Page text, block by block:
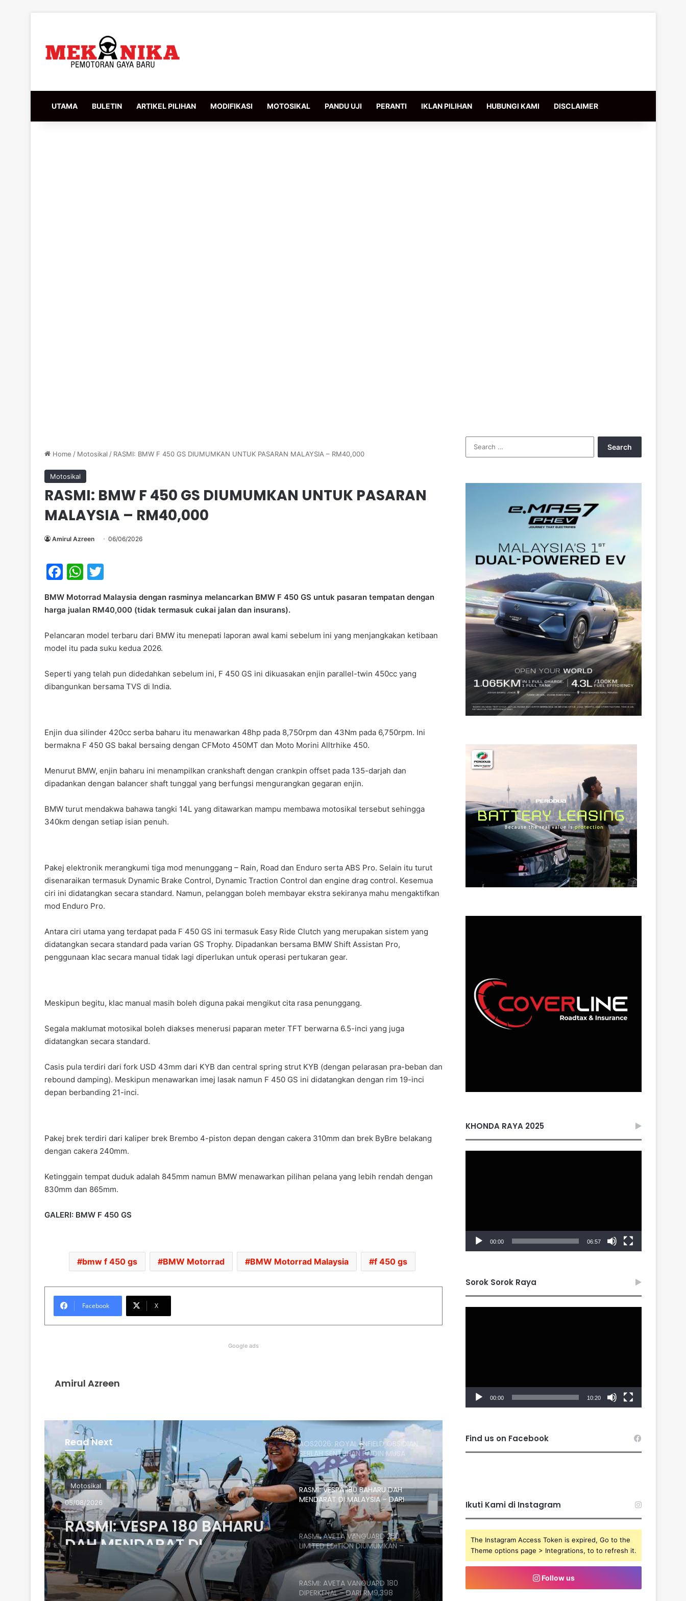
UTAMA BULETIN ARTIKEL PILIHAN MODIFIKASI MOTOSIKAL PANDU UJI PERANTI IKLAN PILIHAN HUBUNGI KAMI DISCLAIMER
Home / Motosikal / RASMI: BMW F 450 GS DIUMUMKAN UNTUK PASARAN MALAYSIA – RM40,000
Motosikal
RASMI: BMW F 450 GS DIUMUMKAN UNTUK PASARAN
MALAYSIA – RM40,000
Amirul Azreen 06/06/2026
F
c
e
b
o
o
k
W
at
A
p
p
itt
er
BMW Motorrad Malaysia dengan rasminya melancarkan BMW F 450 GS untuk pasaran tempatan dengan
harga jualan RM40,000 (tidak termasuk cukai jalan dan insurans).
Pelancaran model terbaru dari BMW itu menepati laporan awal kami sebelum ini yang menjangkakan ketibaan
model itu pada suku kedua 2026.
Seperti yang telah pun didedahkan sebelum ini, F 450 GS ini dikuasakan enjin parallel-twin 450cc yang
dibangunkan bersama TVS di India.
Enjin dua silinder 420cc serba baharu itu menawarkan 48hp pada 8,750rpm dan 43Nm pada 6,750rpm. Ini
bermakna F 450 GS bakal bersaing dengan CFMoto 450MT dan Moto Morini Alltrhike 450.
Menurut BMW, enjin baharu ini menampilkan crankshaft dengan crankpin offset pada 135-darjah dan
dipadankan dengan balancer shaft tunggal yang berfungsi mengurangkan gegaran enjin.
BMW turut mendakwa bahawa tangki 14L yang ditawarkan mampu membawa motosikal tersebut sehingga
340km dengan setiap isian penuh.
Pakej elektronik merangkumi tiga mod menunggang – Rain, Road dan Enduro serta ABS Pro. Selain itu turut
disenaraikan termasuk Dynamic Brake Control, Dynamic Traction Control dan engine drag control. Kesemua
ciri ini didatangkan secara standard. Namun, pelanggan boleh membayar ekstra sekiranya mahu mengaktifkan
mod Enduro Pro.
Antara ciri utama yang terdapat pada F 450 GS ini termasuk Easy Ride Clutch yang merupakan sistem yang
didatangkan secara standard pada varian GS Trophy. Dipadankan bersama BMW Shift Assistan Pro,
penggunaan klac secara manual tidak lagi diperlukan untuk operasi pertukaran gear.
Meskipun begitu, klac manual masih boleh diguna pakai mengikut cita rasa penunggang.
Segala maklumat motosikal boleh diakses menerusi paparan meter TFT berwarna 6.5-inci yang juga
didatangkan secara standard.
Casis pula terdiri dari fork USD 43mm dari KYB dan central spring strut KYB (dengan pelarasan pra-beban dan
rebound damping). Meskipun menawarkan imej lasak namun F 450 GS ini didatangkan dengan rim 19-inci
depan berbanding 21-inci.
Pakej brek terdiri dari kaliper brek Brembo 4-piston depan dengan cakera 310mm dan brek ByBre belakang
dengan cakera 240mm.
Ketinggain tempat duduk adalah 845mm namun BMW menawarkan pilihan pelana yang lebih rendah dengan
830mm dan 865mm.
GALERI: BMW F 450 GS
bmw f 450 gs BMW Motorrad BMW Motorrad Malaysia f 450 gs
Facebook X
Google ads
Amirul Azreen
Read Next
Motosikal
05/08/2026
RASMI: VESPA 180 BAHARU
DAH MENDARAT DI
MALAYSIA – DARI RM21,500
DIUMUMKAN – RM32,900
TRIUMPH TRACKER, THRUXTON 400
MENDARAT DI MALAYSIA – DARI
AOS2026: ROYAL ENFIELD OBSIDIAN
SERLAH SENTUHAN PA’DIN MUSA
RASMI: VESPA 180 BAHARU DAH
MENDARAT DI MALAYSIA – DARI
RM21,500
RASMI: AVETA VANGUARD 250
LIMITED EDITION DIUMUMKAN –
HANYA 688 UNIT, RM17,188
RASMI: AVETA VANGUARD 180
DIPERKENAL – DARI RM9,398
KHONDA RAYA 2025
00:00 06:57
Sorok Sorok Raya
00:00 10:20
Find us on Facebook
Ikuti Kami di Instagram
The Instagram Access Token is expired, Go to the
Theme options page > Integrations, to to refresh it.
Follow us